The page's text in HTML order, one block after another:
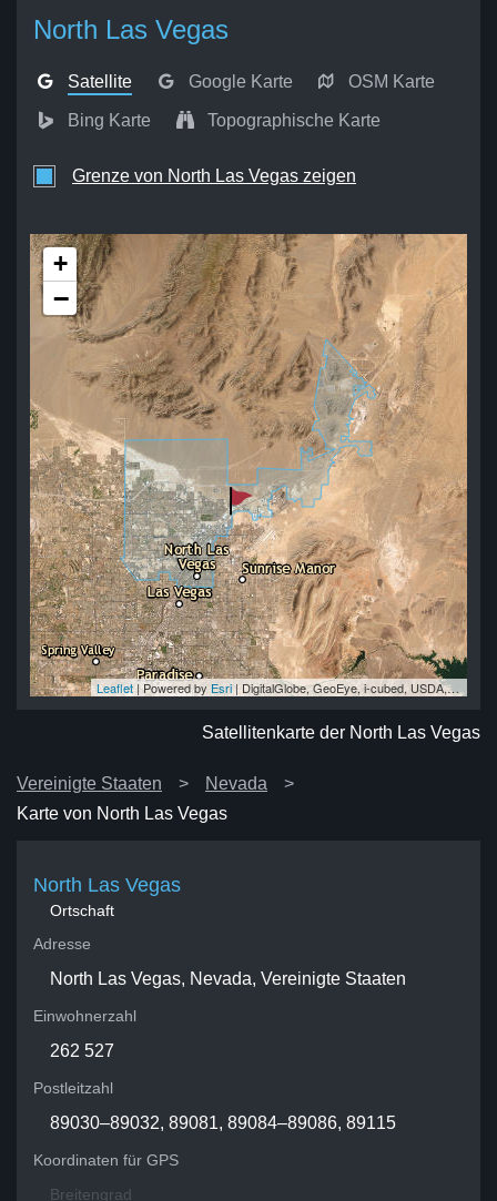
North Las Vegas
Satellite Google Karte OSM Karte
Bing Karte Topographische Karte
Grenze von North Las Vegas zeigen
+
−
Leaflet | Powered by Esri | DigitalGlobe, GeoEye, i-cubed, USDA, USGS, AEX, Getmapping, Aerogrid, IGN, IGP, swisstopo, and the GIS User Community
Satellitenkarte der North Las Vegas
Vereinigte Staaten
Nevada
Karte von North Las Vegas
North Las Vegas
Ortschaft
Adresse
North Las Vegas, Nevada, Vereinigte Staaten
Einwohnerzahl
262 527
Postleitzahl
89030–89032, 89081, 89084–89086, 89115
Koordinaten für GPS
Breitengrad